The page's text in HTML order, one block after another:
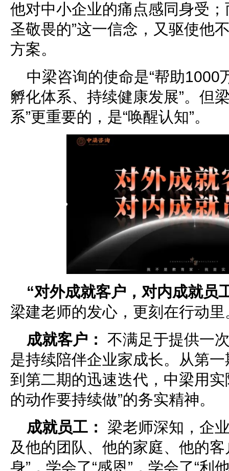
他对中小企业的痛点感同身受
圣敬畏的”这一信念，又驱使他
方案。
中梁咨询的使命是“帮助1000
孵化体系、持续健康发展”。但
系”更重要的，是“唤醒认知”。
“对外成就客户，对内成就员
梁建老师的发心，更刻在行动里
成就客户：
不满足于提供一
是持续陪伴企业家成长。从第
到第二期的迅速迭代，中梁用
的动作要持续做”的务实精神。
成就员工：
梁老师深知，企
及他的团队、他的家庭、他的
身”，学会了“感恩”，学会了“利